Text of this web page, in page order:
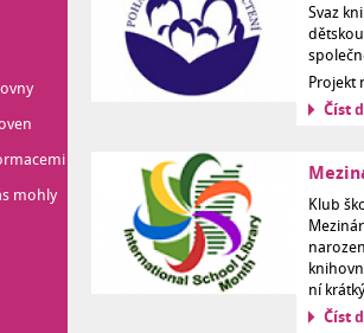
mohly
Svaz
Projekt
Číst
Klub
ní
Číst